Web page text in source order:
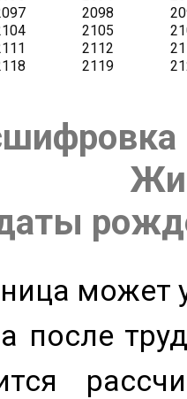
может
после